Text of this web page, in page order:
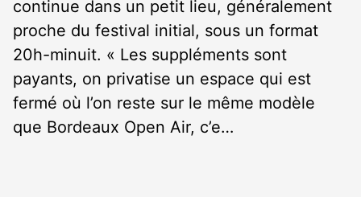
continue dans un petit lieu, généralement
proche du festival initial, sous un format
20h-minuit. « Les suppléments sont
payants, on privatise un espace qui est
fermé où l’on reste sur le même modèle
que Bordeaux Open Air, c’e…